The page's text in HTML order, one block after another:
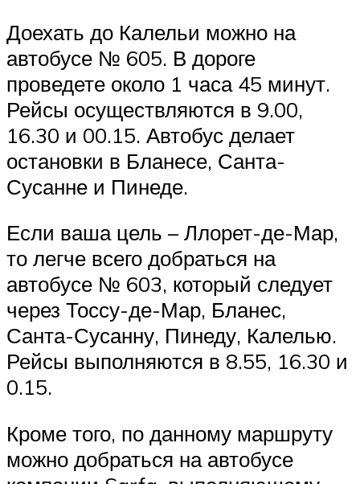
Доехать до Калельи можно на
автобусе № 605. В дороге
проведете около 1 часа 45 минут.
Рейсы осуществляются в 9.00,
16.30 и 00.15. Автобус делает
остановки в Бланесе, Санта-
Сусанне и Пинеде.
Если ваша цель – Ллорет-де-Мар,
то легче всего добраться на
автобусе № 603, который следует
через Тоссу-де-Мар, Бланес,
Санта-Сусанну, Пинеду, Калелью.
Рейсы выполняются в 8.55, 16.30 и
0.15.
Кроме того, по данному маршруту
можно добраться на автобусе